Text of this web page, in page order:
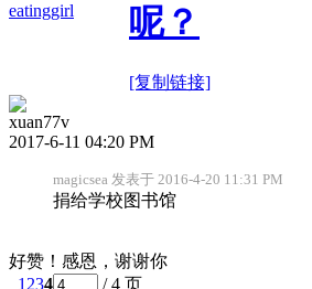
eatinggirl
呢？
[复制链接]
xuan77v
2017-6-11 04:20 PM
magicsea 发表于 2016-4-20 11:31 PM
捐给学校图书馆
好赞！感恩，谢谢你
1 234
/ 4 页